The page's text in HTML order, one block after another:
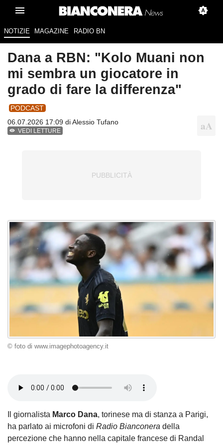
NOTIZIE MAGAZINE RADIO BN
Dana a RBN: "Kolo Muani non
mi sembra un giocatore in
grado di fare la differenza"
PODCAST
06.07.2026 17:09 diAlessio Tufano
VEDI LETTURE
© foto di www.imagephotoagency.it
Il giornalista Marco Dana, torinese ma di stanza a Parigi,
ha parlato ai microfoni di Radio Bianconera della
percezione che hanno nella capitale francese di Randal